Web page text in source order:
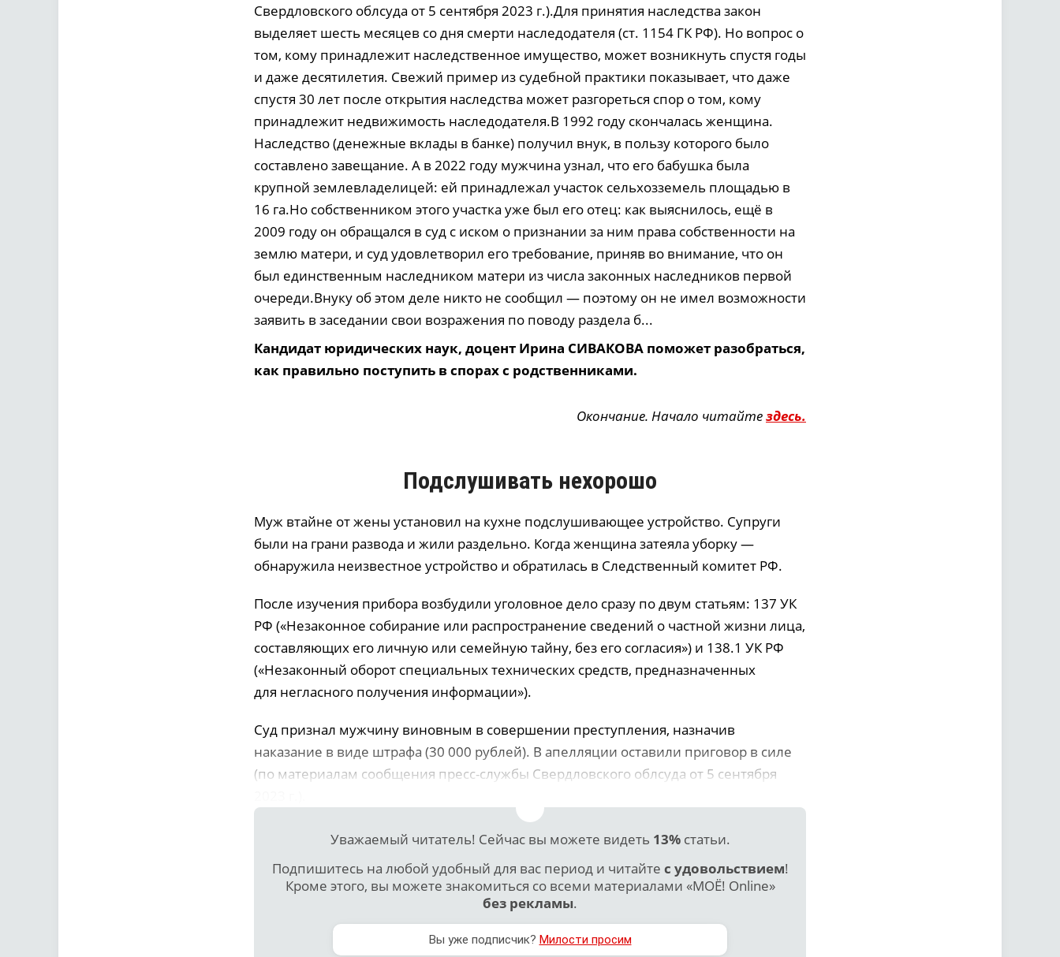
Свердловского облсуда от 5 сентября 2023 г.).Для принятия наследства закон
выделяет шесть месяцев со дня смерти наследодателя (ст. 1154 ГК РФ). Но вопрос о
том, кому принадлежит наследственное имущество, может возникнуть спустя годы
и даже десятилетия. Свежий пример из судебной практики показывает, что даже
спустя 30 лет после открытия наследства может разгореться спор о том, кому
принадлежит недвижимость наследодателя.В 1992 году скончалась женщина.
Наследство (денежные вклады в банке) получил внук, в пользу которого было
составлено завещание. А в 2022 году мужчина узнал, что его бабушка была
крупной землевладелицей: ей принадлежал участок сельхозземель площадью в
16 га.Но собственником этого участка уже был его отец: как выяснилось, ещё в
2009 году он обращался в суд с иском о признании за ним права собственности на
землю матери, и суд удовлетворил его требование, приняв во внимание, что он
был единственным наследником матери из числа законных наследников первой
очереди.Внуку об этом деле никто не сообщил — поэтому он не имел возможности
заявить в заседании свои возражения по поводу раздела б...
Кандидат юридических наук, доцент Ирина СИВАКОВА поможет разобраться,
как правильно поступить в спорах с родственниками.
Окончание. Начало читайтездесь.
Подслушивать нехорошо
Муж втайне от жены установил на кухне подслушивающее устройство. Супруги
были на грани развода и жили раздельно. Когда женщина затеяла уборку —
обнаружила неизвестное устройство и обратилась в Следственный комитет РФ.
После изучения прибора возбудили уголовное дело сразу по двум статьям: 137 УК
РФ («Незаконное собирание или распространение сведений о частной жизни лица,
составляющих его личную или семейную тайну, без его согласия») и 138.1 УК РФ
(«Незаконный оборот специальных технических средств, предназначенных
для негласного получения информации»).
Суд признал мужчину виновным в совершении преступления, назначив
наказание в виде штрафа (30 000 рублей). В апелляции оставили приговор в силе
(по материалам сообщения пресс-службы Свердловского облсуда от 5 сентября
Уважаемый читатель! Сейчас вы можете видеть 13%статьи.
Подпишитесь на любой удобный для вас период и читайте с удовольствием!
Кроме этого, вы можете знакомиться со всеми материалами «МОЁ! Online»
без рекламы.
Вы уже подписчик? Милости просим